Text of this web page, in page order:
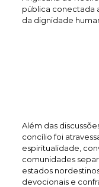
pública conectada
da dignidade
Além das
concílio foi
espiritualidade,
comunidades
estados
devocionais e